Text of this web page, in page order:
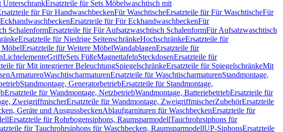
UnterschrankErsatzteile für Sets Möbelwaschtisch mit
für Für HandwaschbeckenFür WaschtischeErsatzteile für Für WaschtischeFür
Ersatzteile für Für EckhandwaschbeckenFür
SchalenformErsatzteile für Für Aufsatzwaschtisch SchalenformFür Aufsatzwaschtisch
Ersatzteile für Niedrige SeitenschränkeHochschränkeErsatzteile für
MöbelErsatzteile für Weitere MöbelWandablagenErsatzteile für
LichtelementeGriffeSets FüßeMagnettafelnSteckdosenErsatzteile für
für Mit integrierter BeleuchtungSpiegelschränkeErsatzteile für SpiegelschränkeMit
ArmaturenWaschtischarmaturenErsatzteile für WaschtischarmaturenStandmontage,
Standmontage, GeneratorbetriebErsatzteile für Standmontage,
Ersatzteile für Wandmontage, NetzbetriebWandmontage, BatteriebetriebErsatzteile für
ZweigriffmischerErsatzteile für Wandmontage, ZweigriffmischerZubehörErsatzteile
Geräte und AusgussbeckenAblaufgarnituren für WaschbeckenErsatzteile für
Ersatzteile für Rohrbogensiphons, RaumsparmodellTauchrohrsiphons für
für Tauchrohrsiphons für Waschbecken, RaumsparmodellUP-SiphonsErsatzteile